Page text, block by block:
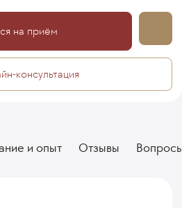
на приём
консультация
и опыт Отзывы